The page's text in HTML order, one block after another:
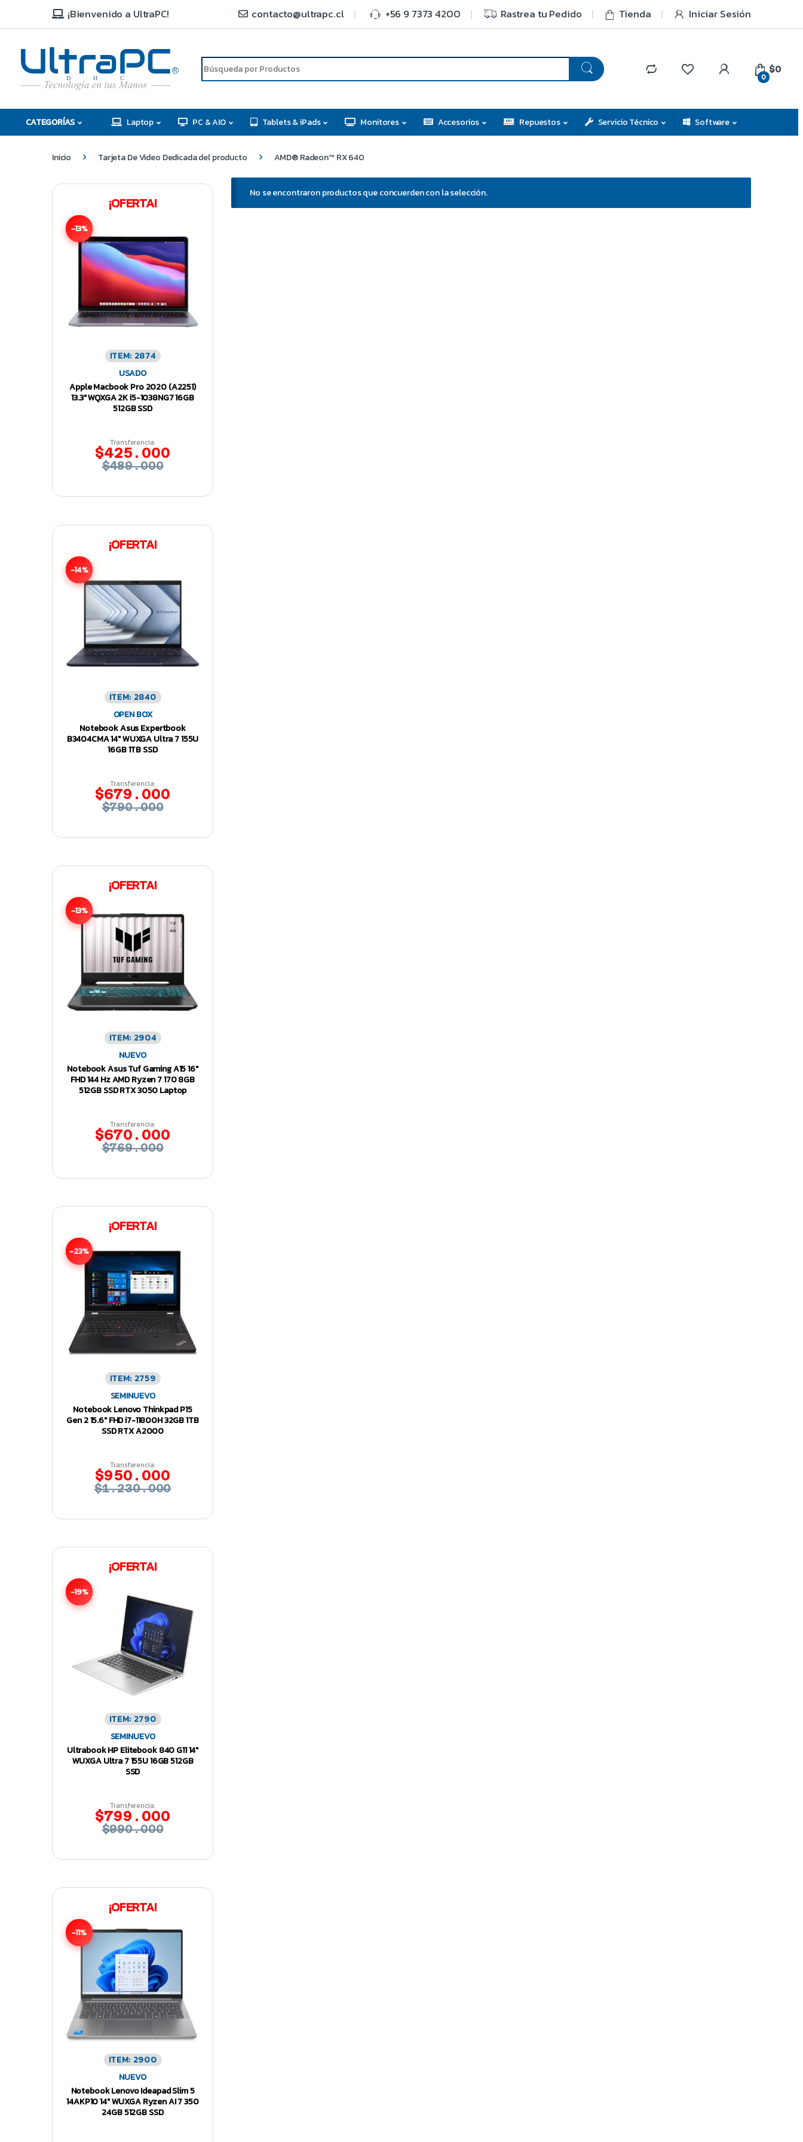
¡Bienvenido a UltraPC! contacto@ultrapc.cl +56 9 7373 4200 Rastrea tu Pedido Tienda Iniciar Sesión
C
H
D
R
0
$0
CATEGORÍAS Laptop PC & AIO Tablets & iPads Monitores Accesorios Repuestos Servicio Técnico Software
Inicio Tarjeta De Video Dedicada del producto AMD® Radeon™ RX 640
No se encontraron productos que concuerden con la selección.
¡OFERTA!
-13%
ITEM: 2874
USADO
Apple Macbook Pro 2020 (A2251)
13.3″ WQXGA 2K i5-1038NG7 16GB
512GB SSD
Transferencia:
$425.000
$489.000
¡OFERTA!
-14%
ITEM: 2840
OPEN BOX
Notebook Asus Expertbook
B3404CMA 14″ WUXGA Ultra 7 155U
16GB 1TB SSD
Transferencia:
$679.000
$790.000
¡OFERTA!
-13%
ITEM: 2904
NUEVO
Notebook Asus Tuf Gaming A15 16″
FHD 144 Hz AMD Ryzen 7 170 8GB
512GB SSD RTX 3050 Laptop
Transferencia:
$670.000
$769.000
¡OFERTA!
-23%
ITEM: 2759
SEMINUEVO
Notebook Lenovo Thinkpad P15
Gen 2 15.6″ FHD i7-11800H 32GB 1TB
SSD RTX A2000
Transferencia:
$950.000
$1.230.000
¡OFERTA!
-19%
ITEM: 2790
SEMINUEVO
Ultrabook HP Elitebook 840 G11 14″
WUXGA Ultra 7 155U 16GB 512GB
SSD
Transferencia:
$799.000
$990.000
¡OFERTA!
-11%
ITEM: 2900
NUEVO
Notebook Lenovo Ideapad Slim 5
14AKP10 14″ WUXGA Ryzen AI 7 350
24GB 512GB SSD